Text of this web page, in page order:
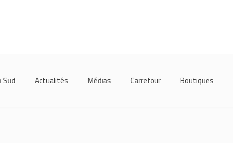
Sud Actualités Médias Carrefour Boutiques